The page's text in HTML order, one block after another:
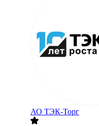
АО ТЭК-Торг